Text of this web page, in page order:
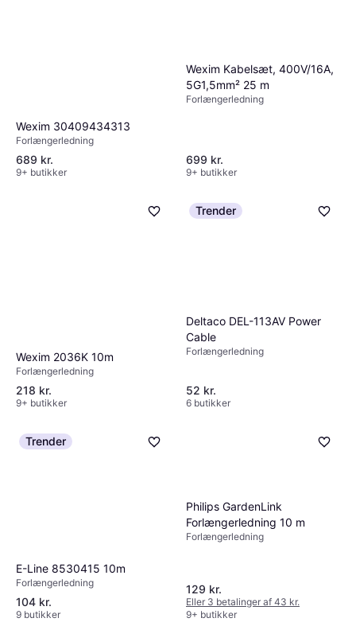
Wexim 30409434313
Forlængerledning
689 kr.
9+ butikker
Wexim Kabelsæt, 400V/16A,
5G1,5mm² 25 m
Forlængerledning
699 kr.
9+ butikker
Wexim 2036K 10m
Forlængerledning
218 kr.
9+ butikker
Trender
Deltaco DEL-113AV Power
Cable
Forlængerledning
52 kr.
6 butikker
Trender
E-Line 8530415 10m
Forlængerledning
104 kr.
9 butikker
Philips GardenLink
Forlængerledning 10 m
Forlængerledning
129 kr.
Eller 3 betalinger af 43 kr.
9+ butikker